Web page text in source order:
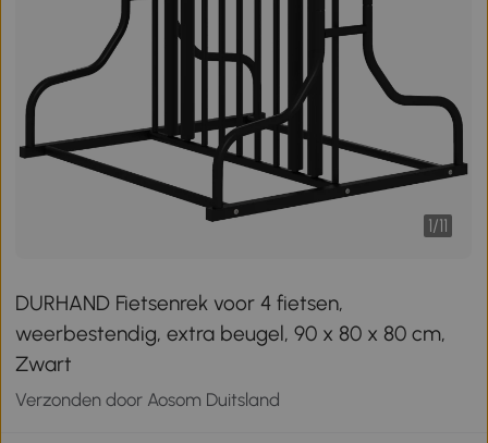
1/11
DURHAND Fietsenrek voor 4 fietsen,
weerbestendig, extra beugel, 90 x 80 x 80 cm,
Zwart
Verzonden door Aosom Duitsland